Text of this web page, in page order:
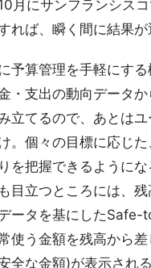
月にサンフランシス
れば、瞬く間に結果が
予算管理を手軽にする
・支出の動向データ
立てるので、あとは
。個々の目標に応じ
を把握できるようにな
目立つところには、残
ータを基にしたSafe-
使う金額を残高から
全な金額)が表示される